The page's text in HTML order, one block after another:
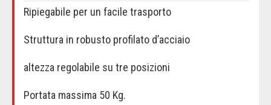
Ripiegabile per un facile trasporto
Struttura in robusto profilato d’acciaio
altezza regolabile su tre posizioni
Portata massima 50 Kg.